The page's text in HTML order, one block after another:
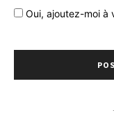
Oui, ajoutez-moi à